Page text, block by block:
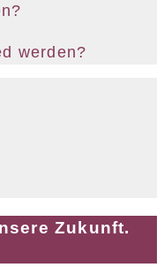
werden?
Zukunft.